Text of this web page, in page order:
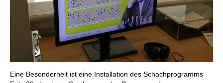
Eine Besonderheit ist eine Installation des Schachprogramms